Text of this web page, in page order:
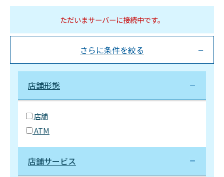
ただいまサーバーに接続中です。
さらに条件を絞る
店舗形態
店舗
ATM
店舗サービス